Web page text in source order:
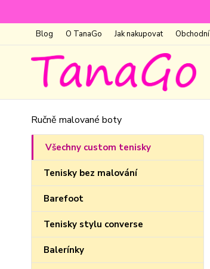
Blog O TanaGo Jak nakupovat
Ručně malované boty
Všechny custom tenisky
Tenisky bez malování
Barefoot
Tenisky stylu converse
Balerínky